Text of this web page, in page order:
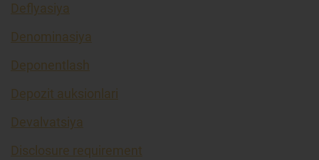
Deflyasiya
Denominasiya
Deponentlash
Depozit auksionlari
Devalvatsiya
Disclosure requirement